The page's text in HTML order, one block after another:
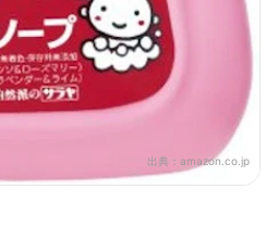
出典： amazon.co.jp